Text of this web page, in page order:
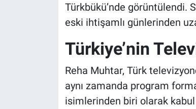
Türkbükü’nde görüntülendi.
eski ihtişamlı günlerinden
Türkiye’nin
Reha Muhtar, Türk
aynı zamanda program
isimlerinden biri olarak